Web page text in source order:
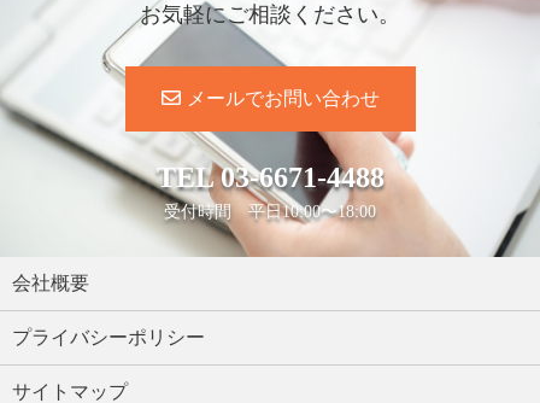
お気軽にご相談ください。
メールでお問い合わせ
TEL03-6671-4488
受付時間 平日10:00〜18:00
会社概要
プライバシーポリシー
サイトマップ